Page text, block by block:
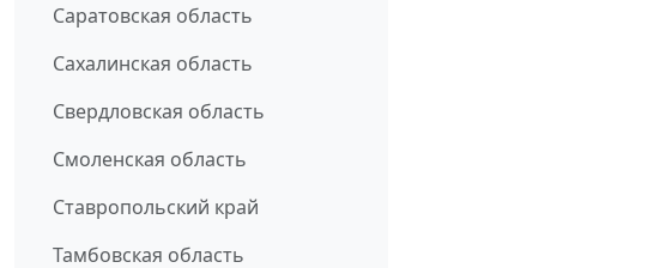
Саратовская область
Сахалинская область
Свердловская область
Смоленская область
Ставропольский край
Тамбовская область